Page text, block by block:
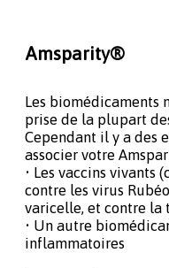
Amsparity®
Les biomédicaments
prise de la plupart
Cependant il y a des
associer votre
• Les vaccins vivants
contre les virus
varicelle, et contre la
• Un autre
inflammatoires